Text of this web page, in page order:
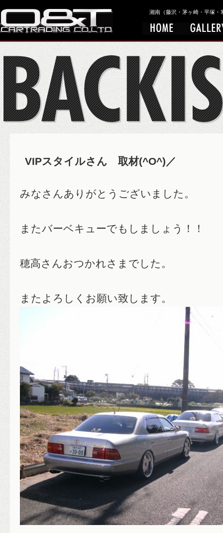
湘南（藤沢・茅ヶ崎・平塚
VIPスタイルさん 取材(^O^)／
みなさんありがとうございました。
またバーベキューでもしましょう！！
穂高さんおつかれさまでした。
またよろしくお願い致します。